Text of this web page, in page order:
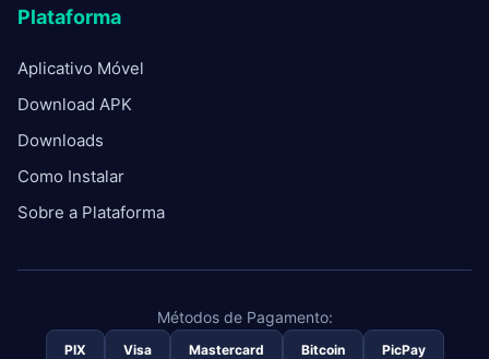
Plataforma
Aplicativo Móvel
Download APK
Downloads
Como Instalar
Sobre a Plataforma
Métodos de Pagamento:
PIX Visa Mastercard Bitcoin PicPay